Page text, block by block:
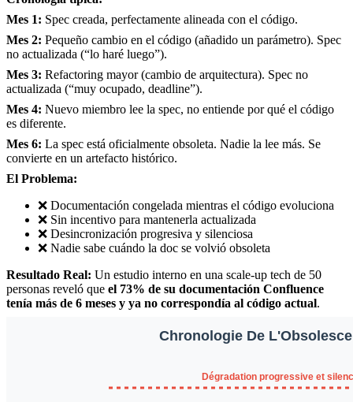
Mes 1: Spec creada, perfectamente alineada con el código.
Mes 2: Pequeño cambio en el código (añadido un parámetro). Spec
no actualizada (“lo haré luego”).
Mes 3: Refactoring mayor (cambio de arquitectura). Spec no
actualizada (“muy ocupado, deadline”).
Mes 4: Nuevo miembro lee la spec, no entiende por qué el código
es diferente.
Mes 6: La spec está oficialmente obsoleta. Nadie la lee más. Se
convierte en un artefacto histórico.
El Problema:
❌ Documentación congelada mientras el código evoluciona
❌ Sin incentivo para mantenerla actualizada
❌ Desincronización progresiva y silenciosa
❌ Nadie sabe cuándo la doc se volvió obsoleta
Resultado Real: Un estudio interno en una scale-up tech de 50
personas reveló que el 73% de su documentación Confluence
tenía más de 6 meses y ya no correspondía al código actual.